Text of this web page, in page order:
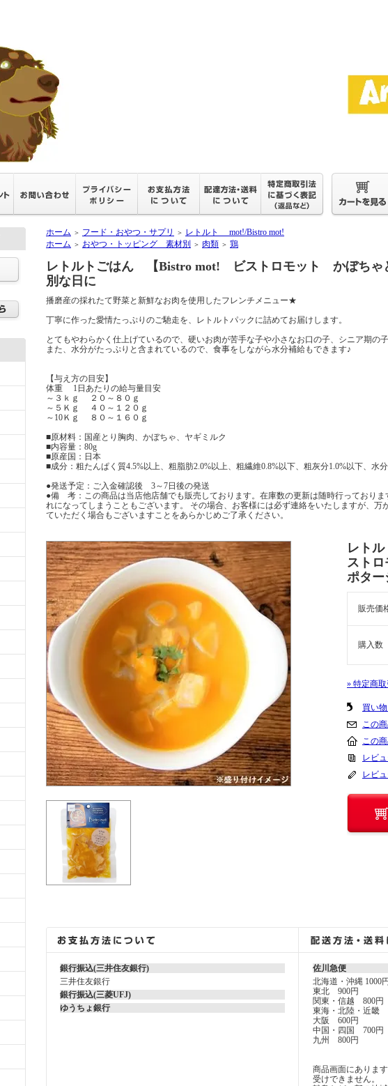
ホーム ＞ フード・おやつ・サプリ ＞ レトルト mot!/Bistro mot!
ホーム ＞ おやつ・トッピング 素材別 ＞ 肉類 ＞ 鶏
レトルトごはん 【Bistro mot! ビストロモット かぼち
別な日に
播磨産の採れたて野菜と新鮮なお肉を使用したフレンチメニュー★
丁寧に作った愛情たっぷりのご馳走を、レトルトパックに詰めてお届けします。
とてもやわらかく仕上げているので、硬いお肉が苦手な子や小さなお口の子、シニア期の
また、水分がたっぷりと含まれているので、食事をしながら水分補給もできます♪
【与え方の目安】
体重 1日あたりの給与量目安
～３ｋｇ ２０～８０ｇ
～５Ｋｇ ４０～１２０ｇ
～10Ｋｇ ８０～１６０ｇ
■原材料：国産とり胸肉、かぼちゃ、ヤギミルク
■内容量：80g
■原産国：日本
■成分：粗たんぱく質4.5%以上、粗脂肪2.0%以上、粗繊維0.8%以下、粗灰分1.0%以下、水
●発送予定：ご入金確認後 3～7日後の発送
●備 考：この商品は当店他店舗でも販売しております。在庫数の更新は随時行っており
れになってしまうこともございます。 その場合、お客様には必ず連絡をいたしますが、万
ていただく場合もございますことをあらかじめご了承ください。
レト
スト
ポタ
販売価
購入数
» 特定商
買い
この
この
レビ
レビ
銀行振込(三井住友銀行)
三井住友銀行
銀行振込(三菱UFJ)
ゆうちょ銀行
佐川急便
北海道・沖縄 1000円
東北 900円
関東・信越 800円
東海・北陸・近畿
大阪 600円
中国・四国 700円
九州 800円
商品画面にありま
受けできません。